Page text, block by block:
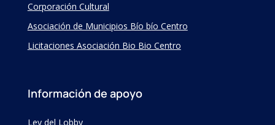
Corporación Cultural
Asociación de Municipios Bío bío Centro
Licitaciones Asociación Bio Bio Centro
Información de apoyo
Ley del Lobby